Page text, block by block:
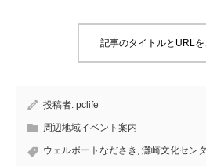
記事のタイトルとURL
投稿者: pclife
周辺地域イベント案内
ウェルポートなださき , 灘崎文化セン